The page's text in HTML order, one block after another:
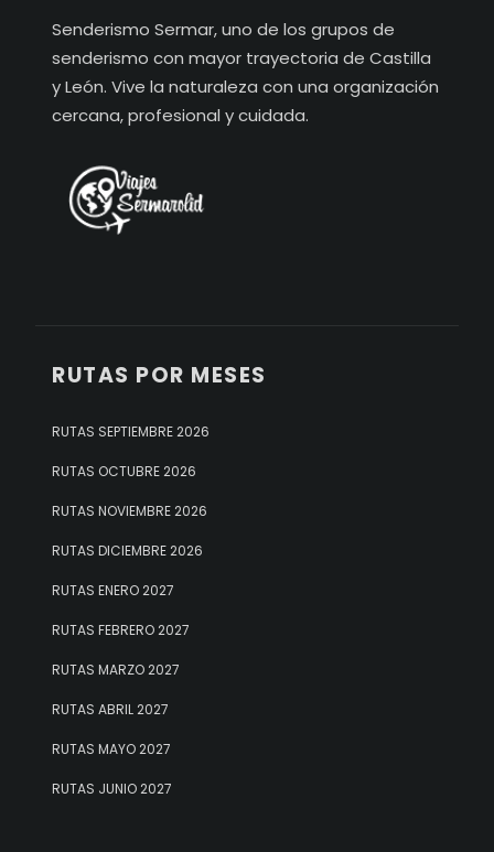
Senderismo Sermar, uno de los grupos de
senderismo con mayor trayectoria de Castilla
y León. Vive la naturaleza con una organización
cercana, profesional y cuidada.
RUTAS POR MESES
RUTAS SEPTIEMBRE 2026
RUTAS OCTUBRE 2026
RUTAS NOVIEMBRE 2026
RUTAS DICIEMBRE 2026
RUTAS ENERO 2027
RUTAS FEBRERO 2027
RUTAS MARZO 2027
RUTAS ABRIL 2027
RUTAS MAYO 2027
RUTAS JUNIO 2027